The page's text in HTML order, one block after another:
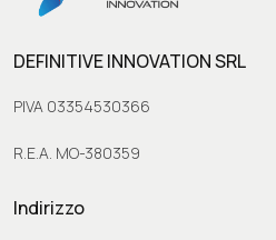
DEFINITIVE INNOVATION SRL
PIVA 03354530366
R.E.A. MO-380359
Indirizzo